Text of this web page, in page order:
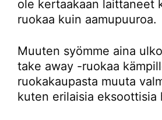
ole kertaakaan laittaneet
ruokaa kuin aamupuuroa.
Muuten syömme aina
take away -ruokaa
ruokakaupasta muuta
kuten erilaisia eksoottisia